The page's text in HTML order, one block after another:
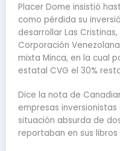
Placer Dome insistió
como pérdida su
desarrollar Las
Corporación
mixta Minca, en la cual
estatal CVG el 30%
Dice la nota de
empresas
situación absurda de
reportaban en sus